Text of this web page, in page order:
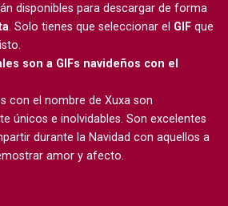
disponibles para descargar de forma
. Solo tienes que seleccionar el GIF que
son a GIFs navideños con el
con el nombre de Xuxa son
únicos e inolvidables. Son excelentes
durante la Navidad con aquellos a
amor y afecto.